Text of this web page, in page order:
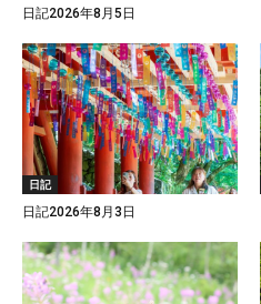
日記2026年8月5日
日記
日記2026年8月3日